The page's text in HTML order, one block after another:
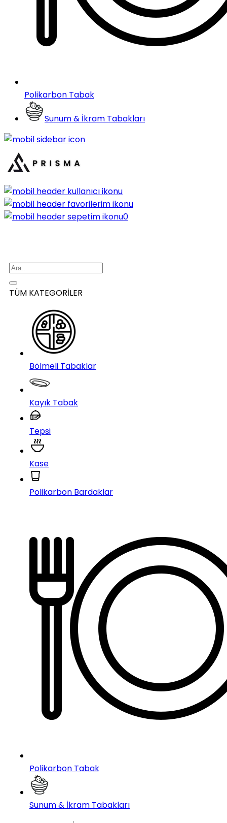
Polikarbon Tabak
Sunum & İkram Tabakları
0
TÜM KATEGORİLER
Bölmeli Tabaklar
Kayık Tabak
Tepsi
Kase
Polikarbon Bardaklar
Polikarbon Tabak
Sunum & İkram Tabakları